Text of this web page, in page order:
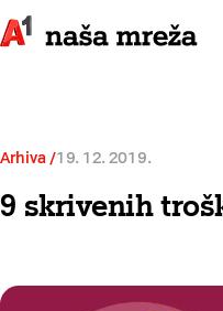
Arhiva 19. 12. 2019.
9 skrivenih